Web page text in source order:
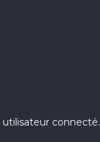
utilisateur connecté.